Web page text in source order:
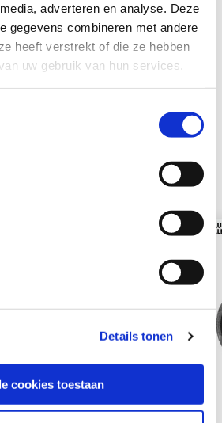
adverteren en analyse. Deze
gegevens combineren met andere
heeft verstrekt of die ze hebben
uw gebruik van hun services.
Details tonen
cookies toestaan
je graag verder
items